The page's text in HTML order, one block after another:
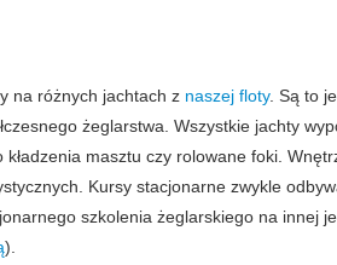
na różnych jachtach z naszej floty. Są to
żeglarstwa. Wszystkie jachty
masztu czy rolowane foki.
Kursy stacjonarne zwykle
szkolenia żeglarskiego na innej
).